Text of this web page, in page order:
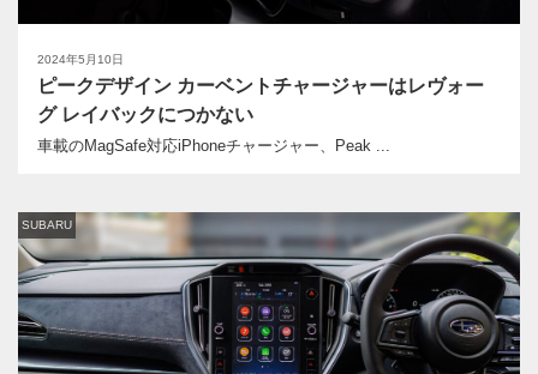
2024年5月10日
ピークデザイン カーベントチャージャーはレヴォー
グ レイバックにつかない
車載のMagSafe対応iPhoneチャージャー、Peak ...
SUBARU